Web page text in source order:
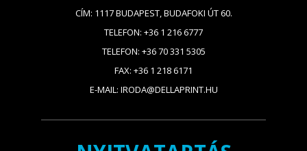
CÍM: 1117 BUDAPEST, BUDAFOKI ÚT 60.
TELEFON: +36 1 216 6777
TELEFON: +36 70 331 5305
FAX: +36 1 218 6171
E-MAIL: IRODA@DELLAPRINT.HU